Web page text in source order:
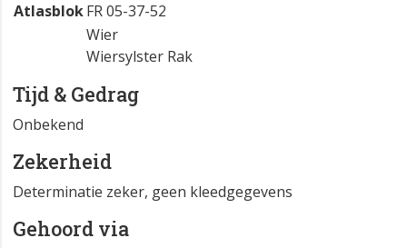
AtlasblokFR 05-37-52
Wier
Wiersylster Rak
Tijd & Gedrag
Onbekend
Zekerheid
Determinatie zeker, geen kleedgegevens
Gehoord via